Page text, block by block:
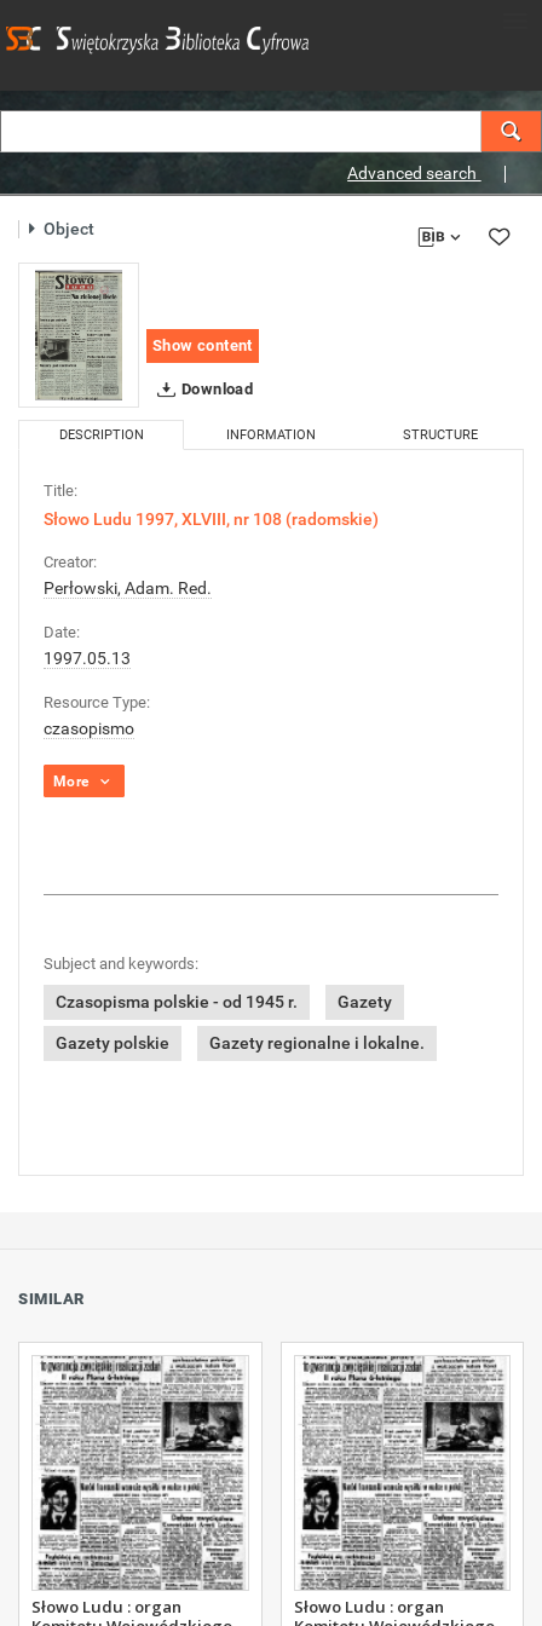
Advanced search
Object
Show content
Download
DESCRIPTION INFORMATION STRUCTURE
Title:
Słowo Ludu 1997, XLVIII, nr 108 (radomskie)
Creator:
Perłowski, Adam. Red.
Date:
1997.05.13
Resource Type:
czasopismo
More
Subject and keywords:
Czasopisma polskie - od 1945 r. Gazety
Gazety polskie Gazety regionalne i lokalne.
SIMILAR
Słowo Ludu : organ
Słowo Ludu : organ